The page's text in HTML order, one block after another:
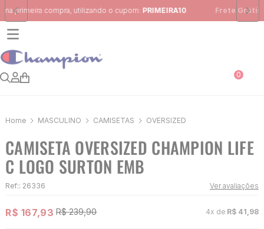
Frete Grátispara região Sudeste em pedidos acima de R$ 399,00
0
MASCULINO CAMISETAS OVERSIZED
CAMISETA OVERSIZED CHAMPION LIFE
C LOGO SURTON EMB
Ref:: 26336 Ver avaliações
R$ 167,93 R$ 239,90 4x de R$ 41 98